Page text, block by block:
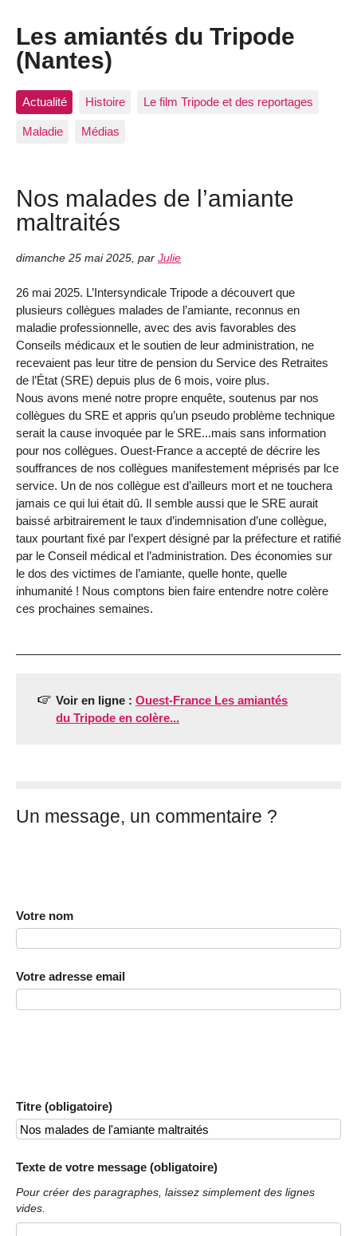
Les amiantés du Tripode
(Nantes)
Actualité Histoire Le film Tripode et des reportages
Maladie Médias
Nos malades de l’amiante
maltraités
dimanche 25 mai 2025 par Julie
26 mai 2025. L’Intersyndicale Tripode a découvert que
plusieurs collègues malades de l’amiante, reconnus en
maladie professionnelle, avec des avis favorables des
Conseils médicaux et le soutien de leur administration, ne
recevaient pas leur titre de pension du Service des Retraites
de l’État (SRE) depuis plus de 6 mois, voire plus.
Nous avons mené notre propre enquête, soutenus par nos
collègues du SRE et appris qu’un pseudo problème technique
serait la cause invoquée par le SRE...mais sans information
pour nos collègues. Ouest-France a accepté de décrire les
souffrances de nos collègues manifestement méprisés par lce
service. Un de nos collègue est d’ailleurs mort et ne touchera
jamais ce qui lui était dû. Il semble aussi que le SRE aurait
baissé arbitrairement le taux d’indemnisation d’une collègue,
taux pourtant fixé par l’expert désigné par la préfecture et ratifié
par le Conseil médical et l’administration. Des économies sur
le dos des victimes de l’amiante, quelle honte, quelle
inhumanité ! Nous comptons bien faire entendre notre colère
ces prochaines semaines.
Voir en ligne : Ouest-France Les amiantés
du Tripode en colère...
Un message, un commentaire ?
Votre nom
Votre adresse email
Titre (obligatoire)
Texte de votre message (obligatoire)
Pour créer des paragraphes, laissez simplement des lignes
vides.